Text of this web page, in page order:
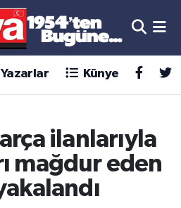
Yazarlar Künye
ilanlarıyla
mağdur eden